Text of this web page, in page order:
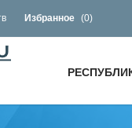
Избранное (0)